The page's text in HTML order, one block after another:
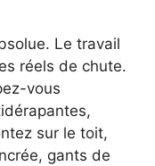
Le travail
réels de chute.
vous
sur le toit,
gants de